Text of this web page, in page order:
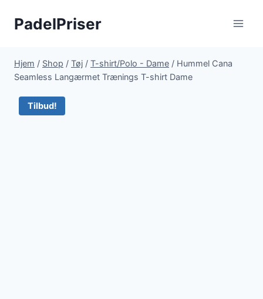
PadelPriser
Hjem / Shop / Tøj / T-shirt/Polo - Dame / Hummel Cana
Seamless Langærmet Trænings T-shirt Dame
Tilbud!